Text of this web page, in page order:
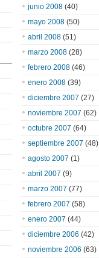
junio 2008 (40)
mayo 2008 (50)
abril 2008 (51)
marzo 2008 (28)
febrero 2008 (46)
enero 2008 (39)
diciembre 2007 (27)
noviembre 2007 (62)
octubre 2007 (64)
septiembre 2007 (48)
agosto 2007 (1)
abril 2007 (9)
marzo 2007 (77)
febrero 2007 (58)
enero 2007 (44)
diciembre 2006 (42)
noviembre 2006 (63)